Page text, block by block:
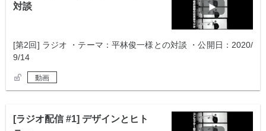
対談
[第2回] ラジオ ・テーマ：平林俊一様との対談 ・公開日：2020/
9/14
動画
[ラジオ配信 #1] デザインとヒト